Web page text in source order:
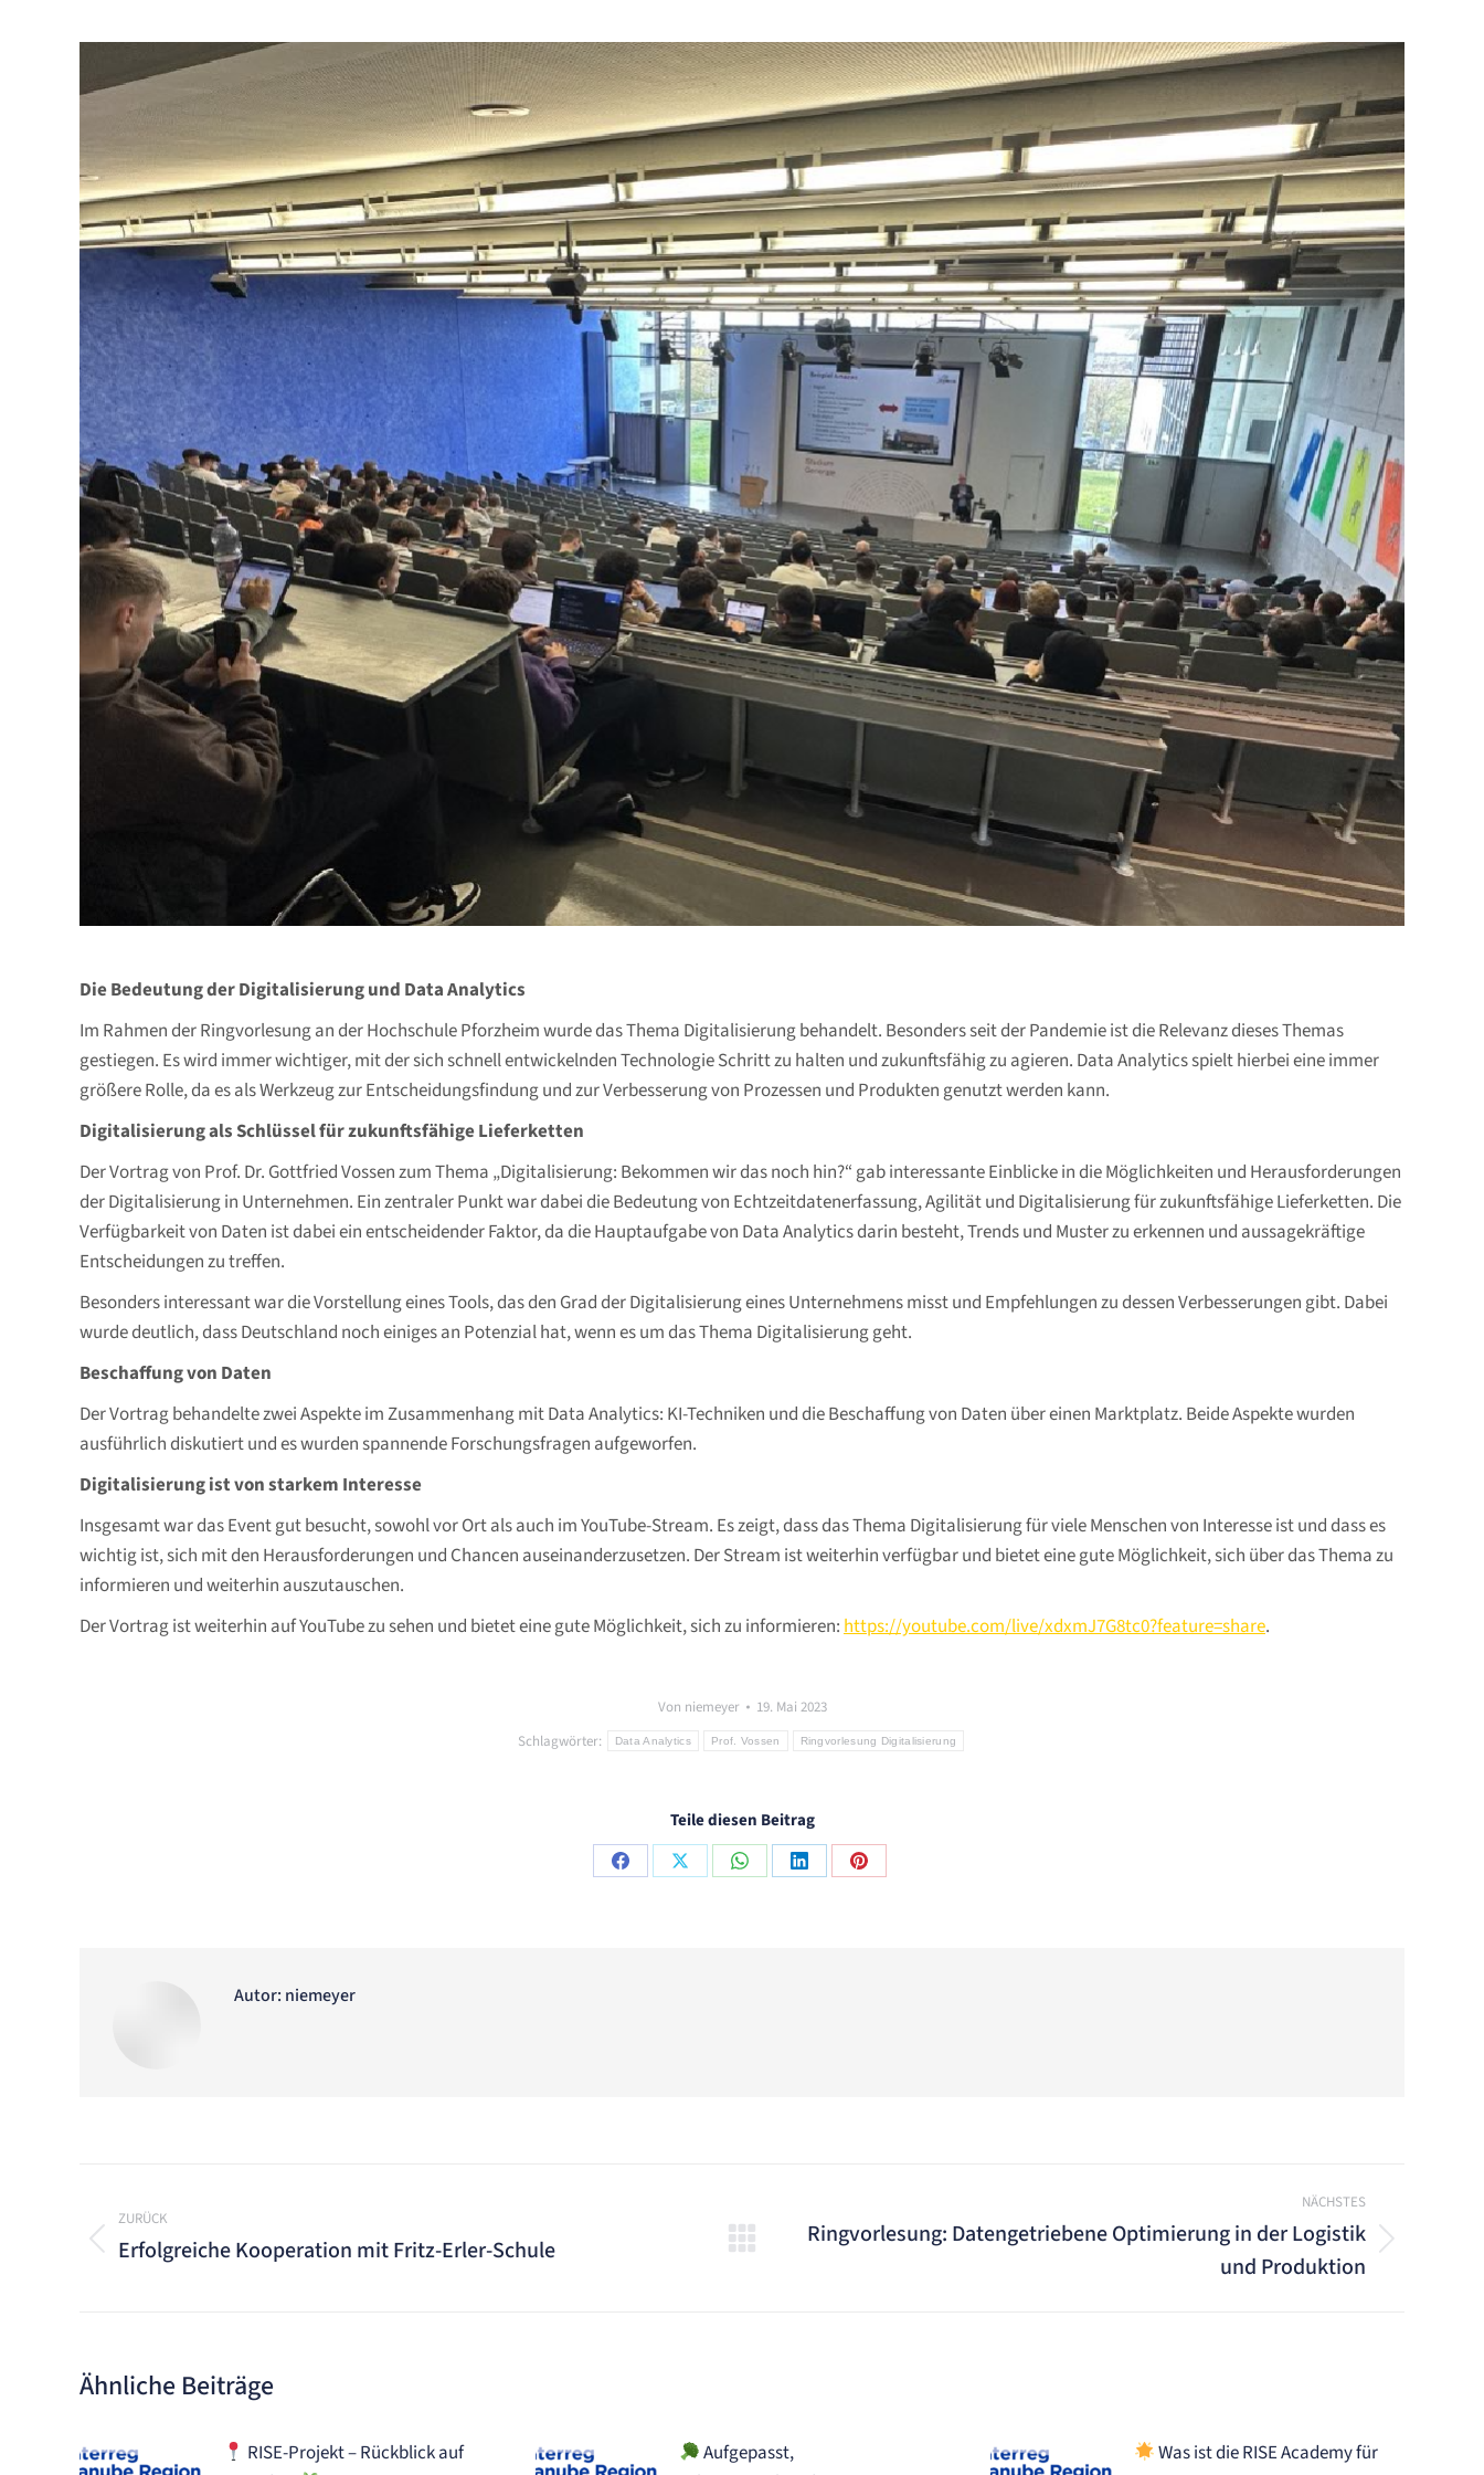
Die Bedeutung der Digitalisierung und Data Analytics
Im Rahmen der Ringvorlesung an der Hochschule Pforzheim wurde das Thema Digitalisierung behandelt. Besonders seit der Pandemie ist die Relevanz dieses Themas
gestiegen. Es wird immer wichtiger, mit der sich schnell entwickelnden Technologie Schritt zu halten und zukunftsfähig zu agieren. Data Analytics spielt hierbei eine immer
größere Rolle, da es als Werkzeug zur Entscheidungsfindung und zur Verbesserung von Prozessen und Produkten genutzt werden kann.
Digitalisierung als Schlüssel für zukunftsfähige Lieferketten
Der Vortrag von Prof. Dr. Gottfried Vossen zum Thema „Digitalisierung: Bekommen wir das noch hin?“ gab interessante Einblicke in die Möglichkeiten und Herausforderungen
der Digitalisierung in Unternehmen. Ein zentraler Punkt war dabei die Bedeutung von Echtzeitdatenerfassung, Agilität und Digitalisierung für zukunftsfähige Lieferketten. Die
Verfügbarkeit von Daten ist dabei ein entscheidender Faktor, da die Hauptaufgabe von Data Analytics darin besteht, Trends und Muster zu erkennen und aussagekräftige
Entscheidungen zu treffen.
Besonders interessant war die Vorstellung eines Tools, das den Grad der Digitalisierung eines Unternehmens misst und Empfehlungen zu dessen Verbesserungen gibt. Dabei
wurde deutlich, dass Deutschland noch einiges an Potenzial hat, wenn es um das Thema Digitalisierung geht.
Beschaffung von Daten
Der Vortrag behandelte zwei Aspekte im Zusammenhang mit Data Analytics: KI-Techniken und die Beschaffung von Daten über einen Marktplatz. Beide Aspekte wurden
ausführlich diskutiert und es wurden spannende Forschungsfragen aufgeworfen.
Digitalisierung ist von starkem Interesse
Insgesamt war das Event gut besucht, sowohl vor Ort als auch im YouTube-Stream. Es zeigt, dass das Thema Digitalisierung für viele Menschen von Interesse ist und dass es
wichtig ist, sich mit den Herausforderungen und Chancen auseinanderzusetzen. Der Stream ist weiterhin verfügbar und bietet eine gute Möglichkeit, sich über das Thema zu
informieren und weiterhin auszutauschen.
Der Vortrag ist weiterhin auf YouTube zu sehen und bietet eine gute Möglichkeit, sich zu informieren:https://youtube.com/live/xdxmJ7G8tc0?feature=share.
Von niemeyer
19. Mai 2023
Schlagwörter:
Data Analytics Prof. Vossen Ringvorlesung Digitalisierung
Teile diesen Beitrag
Share
Share
Share
Share
Share
Autor: niemeyer
ZURÜCK
Vorheriger
Erfolgreiche Kooperation mit Fritz-Erler-Schule
NÄCHSTES
Nächster
Ringvorlesung: Datengetriebene Optimierung in der Logistik
und Produktion
Ähnliche Beiträge
RISE-Projekt – Rückblick auf
Aufgepasst,
Was ist die RISE Academy für